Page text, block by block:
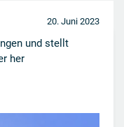
20. Juni 2023
und stellt
her